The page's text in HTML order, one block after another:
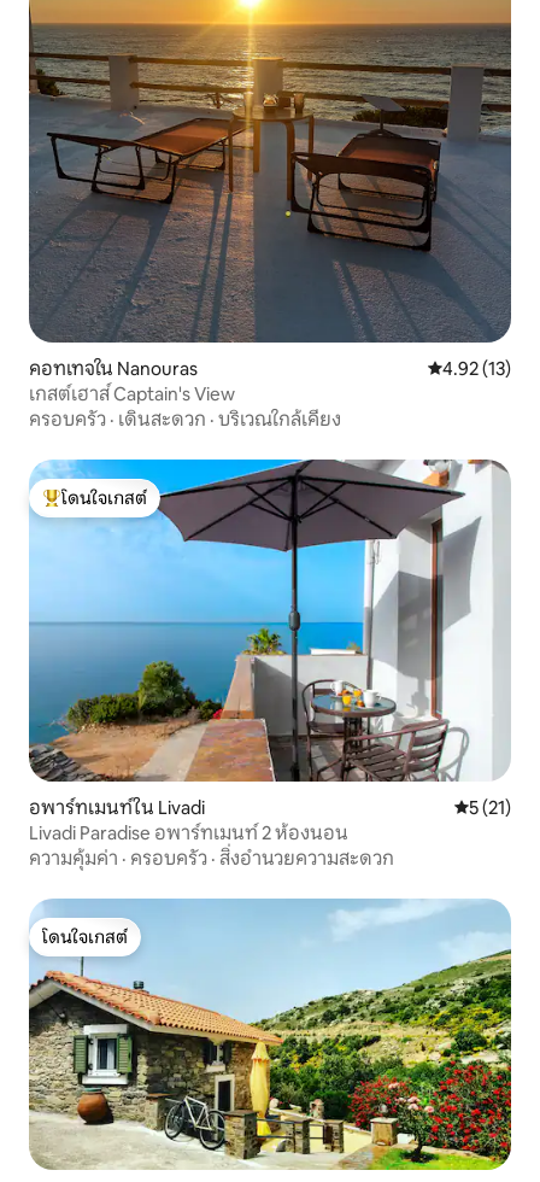
คอทเทจใน Nanouras คะแนนเฉลี่ย
4.92 (13)
เกสต์เฮาส์ Captain's View
ครอบครัว · เดินสะดวก · บริเวณใกล้เคียง
โดนใจเกสต์ที่สุด
โดนใจเกสต์
อพาร์ทเมนท์ใน Livadi คะแนนเฉลี่
5 (21)
Livadi Paradise อพาร์ทเมนท์ 2 ห้องนอน
ความคุ้มค่า · ครอบครัว · สิ่งอำนวยความสะดวก
โดนใจเกสต์
โดนใจเกสต์